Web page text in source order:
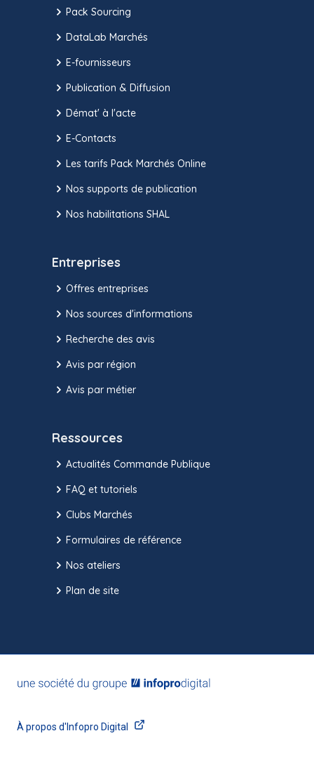
Pack Sourcing
DataLab Marchés
E-fournisseurs
Publication & Diffusion
Démat' à l'acte
E-Contacts
Les tarifs Pack Marchés Online
Nos supports de publication
Nos habilitations SHAL
Entreprises
Offres entreprises
Nos sources d'informations
Recherche des avis
Avis par région
Avis par métier
Ressources
Actualités Commande Publique
FAQ et tutoriels
Clubs Marchés
Formulaires de référence
Nos ateliers
Plan de site